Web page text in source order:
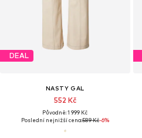
DEAL
NASTY GAL
552 Kč
Původně: 1 999 Kč
Poslední nejnižší cena:589 Kč-6%